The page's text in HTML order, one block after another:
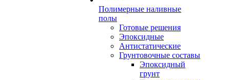
Полимерные наливные
полы
Готовые решения
Эпоксидные
Антистатические
Грунтовочные составы
Эпоксидный
грунт